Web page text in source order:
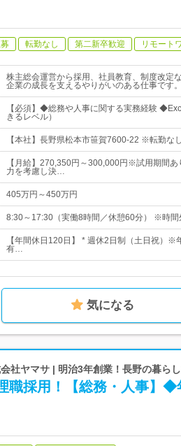
転勤なし 第二新卒歓迎 リモート
株主総会運営から採用、社員教育、制度改
企業の成長を支えるやりがいのある仕事です。
【必須】◆総務や人事に関する実務経験
きるレベル）
【本社】長野県松本市笹賀7600-22 ※転勤
【月給】270,350円～300,000円※試用期間
力を考慮し決…
405万円～450万円
8:30～17:30（実働8時間／休憩60分） ※時
【年間休日120日】 * 週休2日制（土日祝）
有…
気になる
社ヤマサ | 明治3年創業！長野の暮ら
職採用！【総務・人事】◆